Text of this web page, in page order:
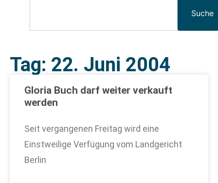
Suche
Tag: 22. Juni 2004
Gloria Buch darf weiter verkauft
werden
Seit vergangenen Freitag wird eine
Einstweilige Verfügung vom Landgericht
Berlin